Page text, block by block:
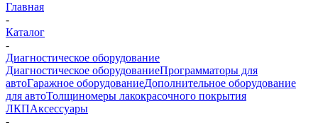
Главная
-
Каталог
-
Диагностическое оборудование
Диагностическое оборудованиеПрограмматоры для
автоГаражное оборудованиеДополнительное оборудование
для автоТолщиномеры лакокрасочного покрытия
ЛКПАксессуары